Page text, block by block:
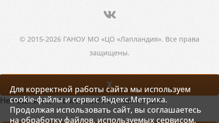
© 2015-2026 ГАНОУ МО «ЦО «Лапландия». Все права
защищены.
Для корректной работы сайта мы используем
cookie-файлы и сервис Яндекс.Метрика.
Продолжая использовать сайт, вы соглашаетесь
на обработку файлов, используемых сервисом.
X
Не нашли то, что искали? Напишите нам!